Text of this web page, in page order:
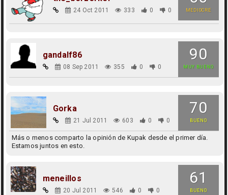
MEDIOCRE
24 Oct 2011 333 0 0
90
MUY BUENO
gandalf86
08 Sep 2011 355 0 0
70
BUENO
Gorka
21 Jul 2011 603 0 0
Más o menos comparto la opinión de Kupak desde el primer día.
Estamos juntos en esto.
61
BUENO
meneillos
20 Jul 2011 546 0 0